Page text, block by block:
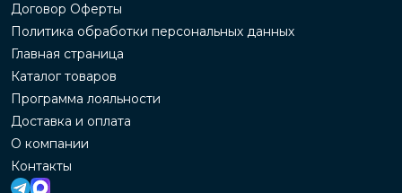
Договор Оферты
Политика обработки персональных данных
Главная страница
Каталог товаров
Программа лояльности
Доставка и оплата
О компании
Контакты